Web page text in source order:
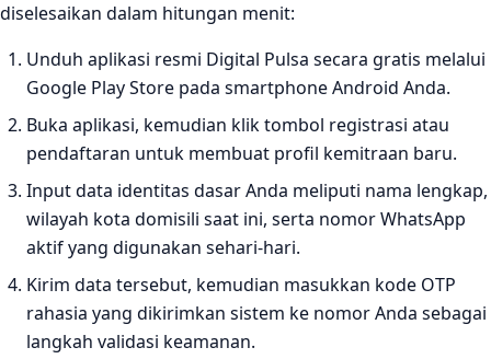
diselesaikan dalam hitungan menit:
Unduh aplikasi resmi Digital Pulsa secara gratis melalui
Google Play Store pada smartphone Android Anda.
Buka aplikasi, kemudian klik tombol registrasi atau
pendaftaran untuk membuat profil kemitraan baru.
Input data identitas dasar Anda meliputi nama lengkap,
wilayah kota domisili saat ini, serta nomor WhatsApp
aktif yang digunakan sehari-hari.
Kirim data tersebut, kemudian masukkan kode OTP
rahasia yang dikirimkan sistem ke nomor Anda sebagai
langkah validasi keamanan.